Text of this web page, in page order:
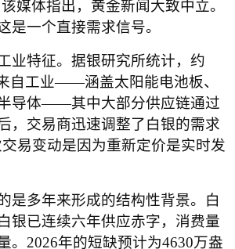
媒体指出，黄金新闻大致中立。
是一个直接需求信号。
业特征。据银研究所统计，约
自工业——涵盖太阳能电池板、
导体——其中大部分供应链通过
，交易商迅速调整了白银的需求
易变动是因为重新定价是实时发
是多年来形成的结构性背景。白
银已连续六年供应赤字，消费量
。 2026年的短缺预计为4630万盎